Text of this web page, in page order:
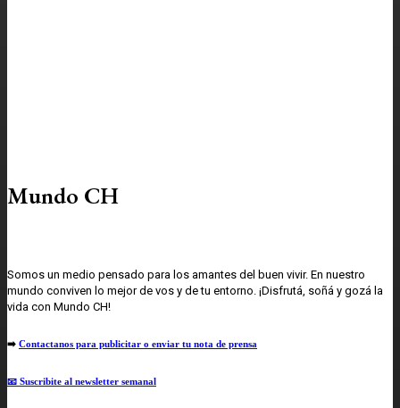
Mundo CH
Somos un medio pensado para los amantes del buen vivir. En nuestro
mundo conviven lo mejor de vos y de tu entorno. ¡Disfrutá, soñá y gozá la
vida con Mundo CH!
➡️ Contactanos para publicitar o enviar tu nota de prensa
📧 Suscribite al newsletter semanal